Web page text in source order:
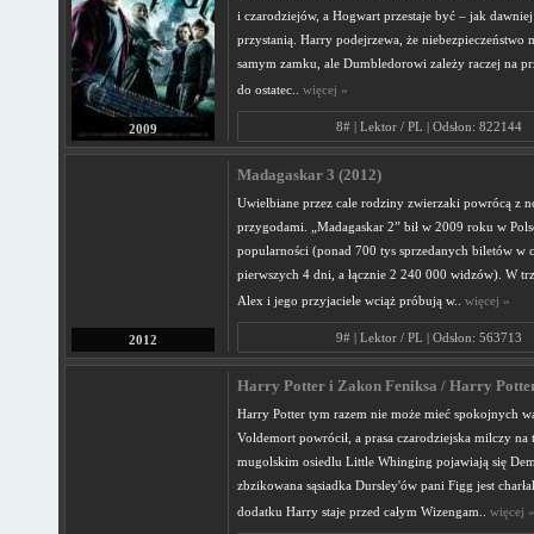
2009
i czarodziejów, a Hogwart przestaje być – jak
przystanią. Harry podejrzewa, że niebezpieczeństwo
samym zamku, ale Dumbledorowi zależy raczej na
do ostatec.. więcej »
8# | Lektor / PL | Odsłon: 822144
2012
Madagaskar 3 (2012)
Uwielbiane przez cale rodziny zwierzaki powrócą z
przygodami. „Madagaskar 2” bił w 2009 roku w
popularności (ponad 700 tys sprzedanych biletów w
pierwszych 4 dni, a łącznie 2 240 000 widzów). W
Alex i jego przyjaciele wciąż próbują w.. więcej »
9# | Lektor / PL | Odsłon: 563713
Harry Potter i Zakon Feniksa / Harry
Harry Potter tym razem nie może mieć spokojnych
Voldemort powrócił, a prasa czarodziejska milczy na
mugolskim osiedlu Little Whinging pojawiają się
zbzikowana sąsiadka Dursley'ów pani Figg jest
dodatku Harry staje przed całym Wizengam.. więcej »